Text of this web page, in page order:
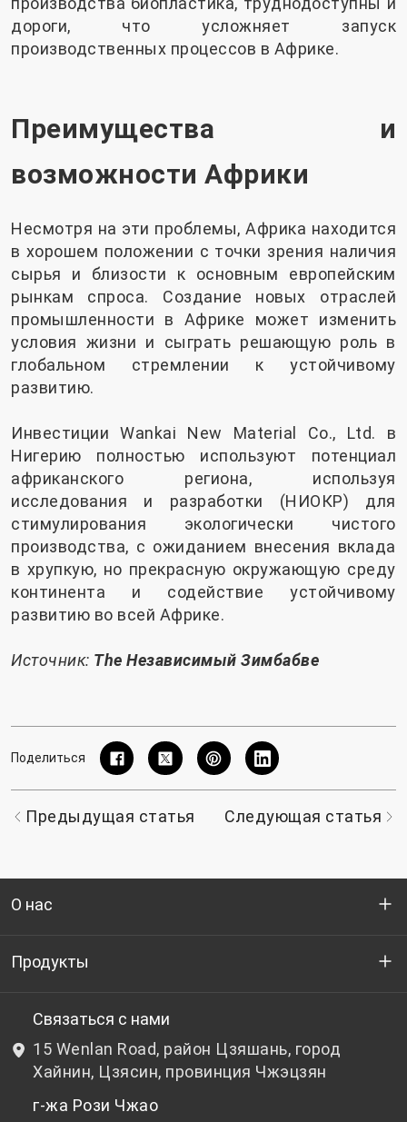
дороги, что усложняет запуск
производственных процессов в Африке.
Преимущества и
возможности Африки
Несмотря на эти проблемы, Африка находится
в хорошем положении с точки зрения наличия
сырья и близости к основным европейским
рынкам спроса. Создание новых отраслей
промышленности в Африке может изменить
условия жизни и сыграть решающую роль в
глобальном стремлении к устойчивому
развитию.
Инвестиции Wankai New Material Co., Ltd. в
Нигерию полностью используют потенциал
африканского региона, используя
исследования и разработки (НИОКР) для
стимулирования экологически чистого
производства, с ожиданием внесения вклада
в хрупкую, но прекрасную окружающую среду
континента и содействие устойчивому
развитию во всей Африке.
Источник: The Независимый Зимбабве
Поделиться
Предыдущая статья Следующая статья
О нас
Кто мы
НИОКР
Новости и события
политика конфиденциальности
Продукты
Бутылочный ПЭТ-гранулят
Небутылочный ПЭТ-гранулят
Связаться с нами
15 Wenlan Road, район Цзяшань, город
Хайнин, Цзясин, провинция Чжэцзян
г-жа Рози Чжао